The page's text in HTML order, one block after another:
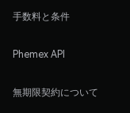
手数料と条件
Phemex API
無期限契約について